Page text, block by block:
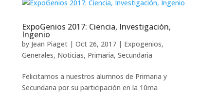
ExpoGenios 2017: Ciencia, Investigación,
Ingenio
by Jean Piaget| Oct 26, 2017| Expogenios,
Generales, Noticias, Primaria, Secundaria
Felicitamos a nuestros alumnos de Primaria y
Secundaria por su participación en la 10ma